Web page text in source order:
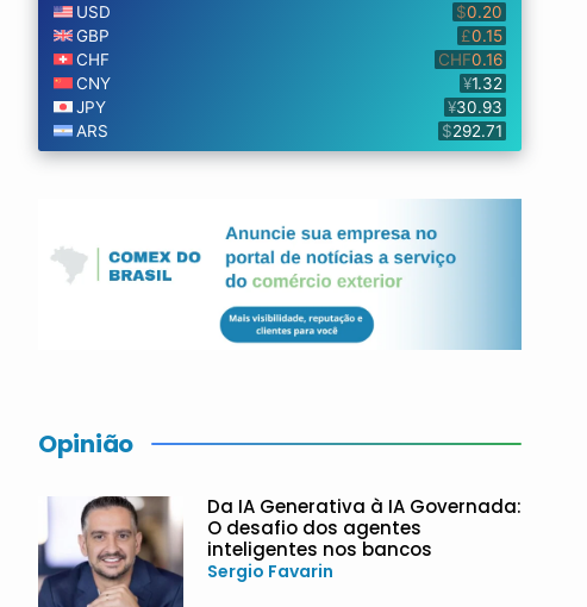
Opinião
Da IA Generativa à IA Governada:
O desafio dos agentes
inteligentes nos bancos
Sergio Favarin